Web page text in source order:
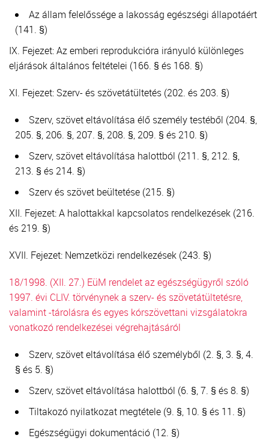
Az állam felelőssége a lakosság egészségi állapotáért
(141. §)
IX. Fejezet: Az emberi reprodukcióra irányuló különleges
eljárások általános feltételei (166. § és 168. §)
XI. Fejezet: Szerv- és szövetátültetés (202. és 203. §)
Szerv, szövet eltávolítása élő személy testéből (204. §,
205. §, 206. §, 207. §, 208. §, 209. § és 210. §)
Szerv, szövet eltávolítása halottból (211. §, 212. §,
213. § és 214. §)
Szerv és szövet beültetése (215. §)
XII. Fejezet: A halottakkal kapcsolatos rendelkezések (216.
és 219. §)
XVII. Fejezet: Nemzetközi rendelkezések (243. §)
18/1998. (XII. 27.) EüM rendelet az egészségügyről szóló
1997. évi CLIV. törvénynek a szerv- és szövetátültetésre,
valamint -tárolásra és egyes kórszövettani vizsgálatokra
vonatkozó rendelkezései végrehajtásáról
Szerv, szövet eltávolítása élő személyből (2. §, 3. §, 4.
§ és 5. §)
Szerv, szövet eltávolítása halottból (6. §, 7. § és 8. §)
Tiltakozó nyilatkozat megtétele (9. §, 10. § és 11. §)
Egészségügyi dokumentáció (12. §)